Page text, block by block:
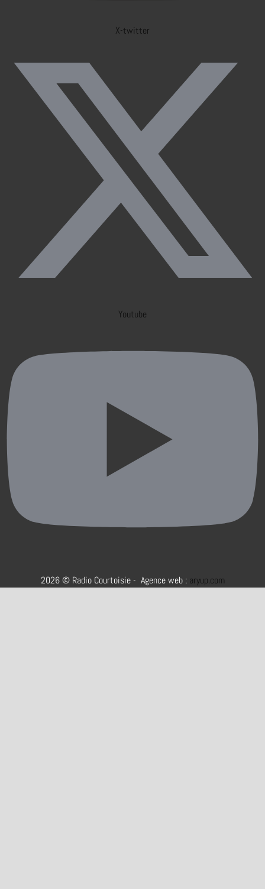
X-twitter
Youtube
2026 © Radio Courtoisie - Agence web : aryup.com